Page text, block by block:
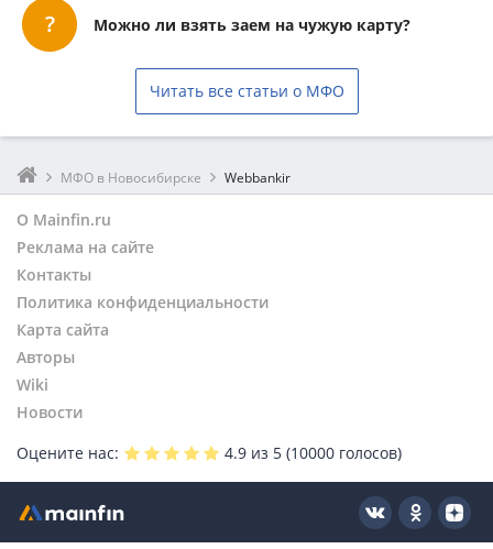
Можно ли взять заем на чужую карту?
Читать все статьи о МФО
МФО в Новосибирске Webbankir
О Mainfin.ru
Реклама на сайте
Контакты
Политика конфиденциальности
Карта сайта
Авторы
Wiki
Новости
Оцените нас:
4.9 из 5 (10000 голосов)